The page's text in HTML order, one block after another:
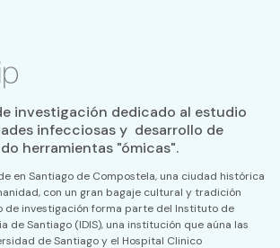
investigación dedicado al estudio
infecciosas y desarrollo de
herramientas "ómicas".
en Santiago de Compostela, una ciudad histórica
con un gran bagaje cultural y tradición
de investigación forma parte del Instituto de
de Santiago (IDIS), una institución que aúna las
de Santiago y el Hospital Clinico